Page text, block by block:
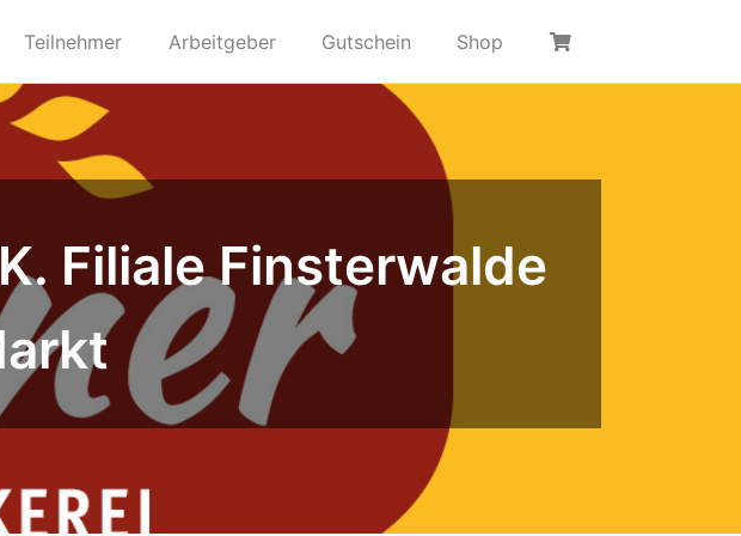
Teilnehmer Arbeitgeber Gutschein Shop
Filiale Finsterwalde